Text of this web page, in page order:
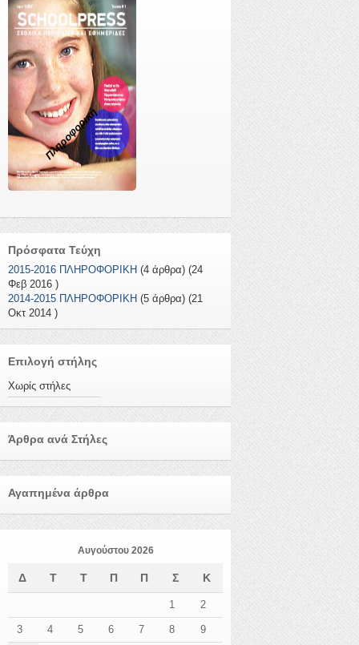
Πληροφορική
Πρόσφατα Τεύχη
2015-2016 ΠΛΗΡΟΦΟΡΙΚΗ (4 άρθρα) (24
Φεβ 2016 )
2014-2015 ΠΛΗΡΟΦΟΡΙΚΗ (5 άρθρα) (21
Οκτ 2014 )
Επιλογή στήλης
Χωρίς στήλες
Άρθρα ανά Στήλες
Αγαπημένα άρθρα
Αυγούστου 2026
Δ Τ Τ Π Π Σ Κ
1 2
3 4 5 6 7 8 9